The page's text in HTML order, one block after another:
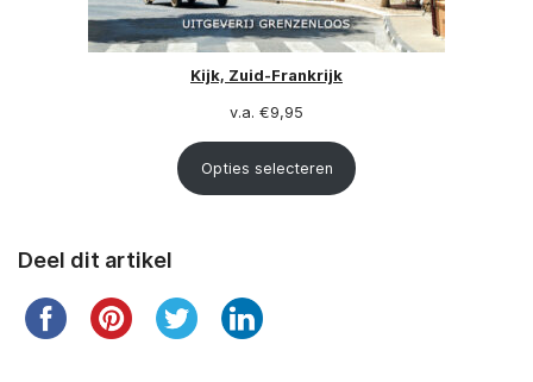
Kijk, Zuid-Frankrijk
v.a. €9,95
Opties selecteren
Deel dit artikel